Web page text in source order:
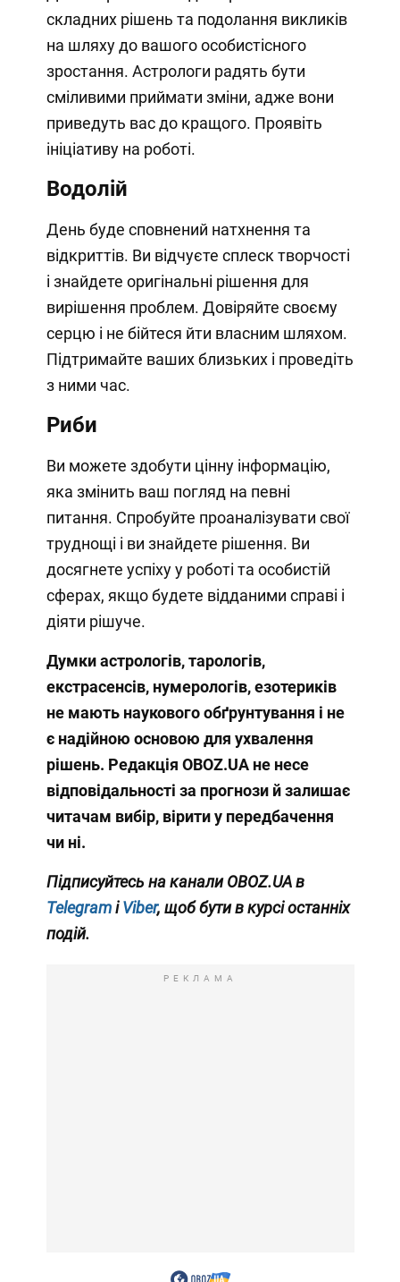
складних рішень та подолання викликів
на шляху до вашого особистісного
зростання. Астрологи радять бути
сміливими приймати зміни, адже вони
приведуть вас до кращого. Проявіть
ініціативу на роботі.
Водолій
День буде сповнений натхнення та
відкриттів. Ви відчуєте сплеск творчості
і знайдете оригінальні рішення для
вирішення проблем. Довіряйте своєму
серцю і не бійтеся йти власним шляхом.
Підтримайте ваших близьких і проведіть
з ними час.
Риби
Ви можете здобути цінну інформацію,
яка змінить ваш погляд на певні
питання. Спробуйте проаналізувати свої
труднощі і ви знайдете рішення. Ви
досягнете успіху у роботі та особистій
сферах, якщо будете відданими справі і
діяти рішуче.
Думки астрологів, тарологів,
екстрасенсів, нумерологів, езотериків
не мають наукового обґрунтування і не
є надійною основою для ухвалення
рішень. Редакція OBOZ.UA не несе
відповідальності за прогнози й залишає
читачам вибір, вірити у передбачення
чи ні.
Підписуйтесь на канали OBOZ.UA в
TelegramіViber, щоб бути в курсі останніх
подій.
РЕКЛАМА